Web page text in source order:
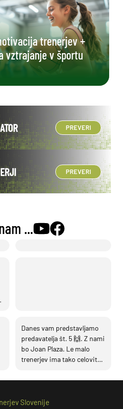
trenerjev +
vztrajanje v športu
PREVERI
PREVERI
...
Danes vam predstavljamo
predavatelja št. 5 🙌. Z nami
bo Joan Plaza. Le malo
trenerjev ima tako celovit
košarko. Plaza je bil del
je svoje znanje in izkušnje
Slovenije